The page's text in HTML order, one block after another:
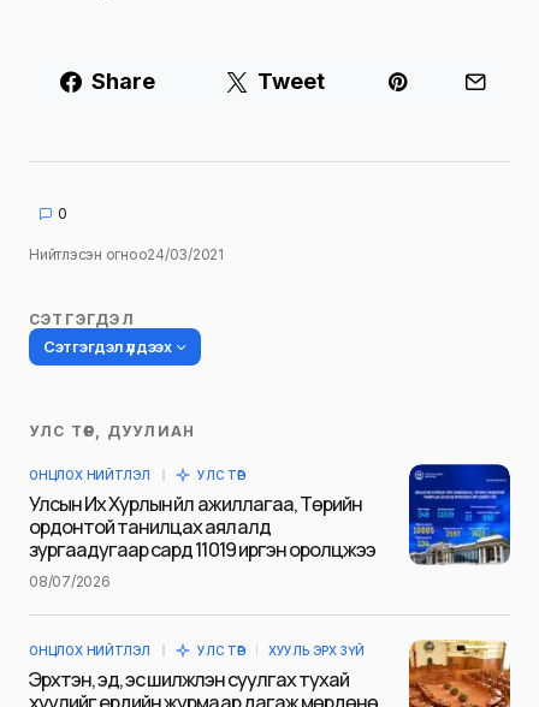
Share Tweet
0
Нийтлэсэн огноо24/03/2021
СЭТГЭГДЭЛ
Сэтгэгдэл үлдээх
Таны имэйл хаягийг нийтлэхгүй.
тэмдэглэсэн
Name
УЛС ТӨР, ДУУЛИАН
ОНЦЛОХ НИЙТЛЭЛ УЛС ТӨР
Улсын Их Хурлын үйл ажиллагаа, Төрийн
ордонтой танилцах аялалд
зургаадугаар сард 11019 иргэн оролцжээ
08/07/2026
ОНЦЛОХ НИЙТЛЭЛ УЛС ТӨР ХУУЛЬ ЭРХ ЗҮЙ
Эрхтэн, эд, эс шилжүүлэн суулгах тухай